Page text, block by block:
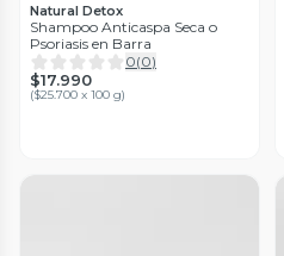
Natural Detox
Shampoo Anticaspa Seca o
Psoriasis en Barra
0(0)
$17.990
($25.700 x 100 g)